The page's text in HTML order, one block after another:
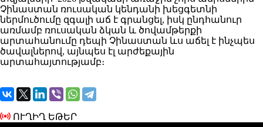
Չինաստան ռուսական կենդանի խեցգետնի
ներմուծումը զգալի աճ է գրանցել, իսկ ընդհանուր
առմամբ ռուսական ձկան և ծովամթերքի
արտահանումը դեպի Չինաստան ևս աճել է ինչպես
ծավալներով, այնպես էլ արժեքային
արտահայտությամբ։
ՈՒՂԻՂ ԵԹԵՐ